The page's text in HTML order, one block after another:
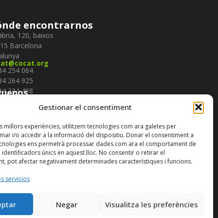
Gestionar el consentiment
millors experiències, utilitzem tecnologies com ara galetes per
i/o accedir a la informació del dispositiu. Donar el consentiment a
ens permetrà processar dades com ara el comportament de
identificadors únics en aquest lloc. No consentir o retirar el
pot afectar negativament determinades característiques i funcions.
servicios
Negar Visualitza les preferències
encontrarnos
120, baixos
Barcelona
254 064
264 925
234 498
a nuestroboletín